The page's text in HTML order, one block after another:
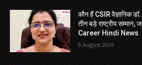
कौन हैं CSIR वैज्ञानिक
तीन बड़े राष्ट्रीय सम्मान,
Career Hindi News
9 August 2026